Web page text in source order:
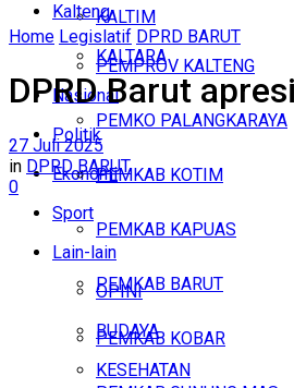
KALTIM
KALTARA
Nasional
Politik
Ekonomi
Sport
Lain-lain
OPINI
BUDAYA
KESEHATAN
Kalteng
PEMPROV KALTENG
PEMKO PALANGKARAYA
PEMKAB KOTIM
PEMKAB KAPUAS
PEMKAB BARUT
PEMKAB KOBAR
Home Legislatif DPRD BARUT
DPRD Barut
27 Juli 2025
in DPRD BARUT
0